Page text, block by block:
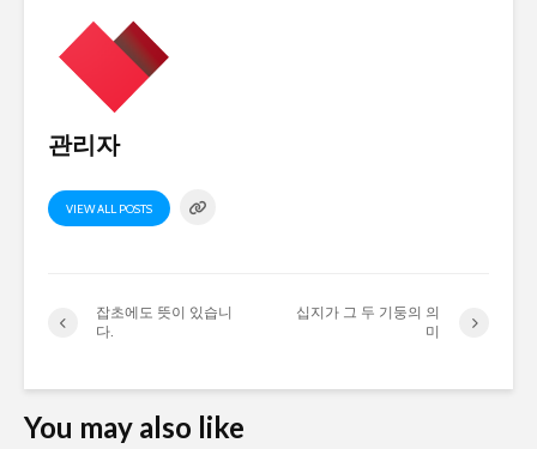
관리자
VIEW ALL POSTS
잡초에도 뜻이 있습니
다.
십지가 그 두 기둥의 의
미
You may also like